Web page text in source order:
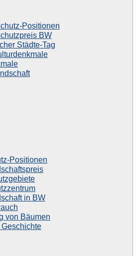
Positionen
BW
Städte-Tag
Positionen
in BW
von Bäumen